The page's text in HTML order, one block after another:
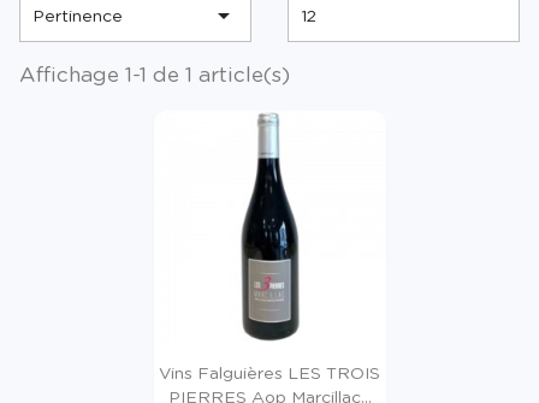
Pertinence  12
Affichage 1-1 de 1 article(s)
Vins Falguières LES TROIS
PIERRES Aop Marcillac...